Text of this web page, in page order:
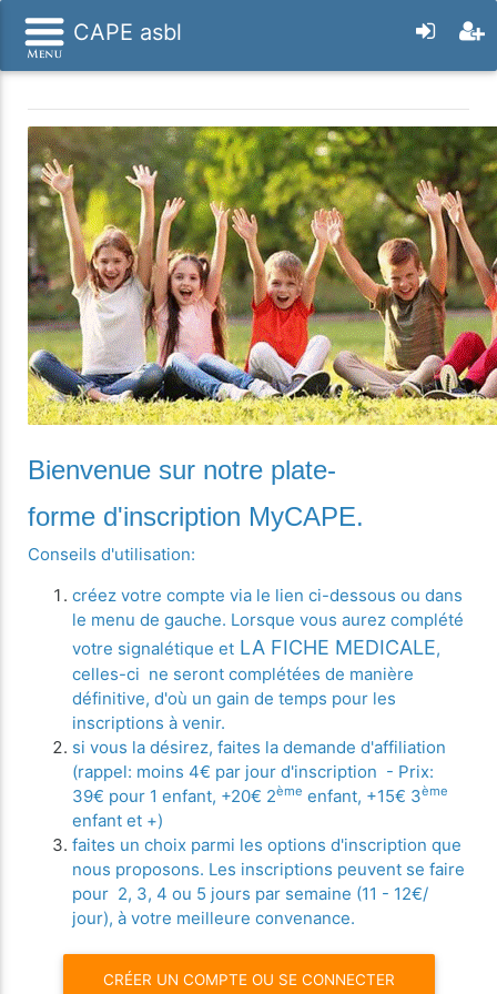
CAPE asbl
Bienvenue sur notre plate-
forme d'inscription MyCAPE.
Conseils d'utilisation:
créez votre compte via le lien ci-dessous ou dans
le menu de gauche. Lorsque vous aurez complété
votre signalétique et LA FICHE MEDICALE,
celles-ci ne seront complétées de manière
définitive, d'où un gain de temps pour les
inscriptions à venir.
si vous la désirez, faites la demande d'affiliation
(rappel: moins 4€ par jour d'inscription - Prix:
39€ pour 1 enfant, +20€ 2ème enfant, +15€ 3ème
enfant et +)
faites un choix parmi les options d'inscription que
nous proposons. Les inscriptions peuvent se faire
pour 2, 3, 4 ou 5 jours par semaine (11 - 12€/
jour), à votre meilleure convenance.
CRÉER UN COMPTE OU SE CONNECTER